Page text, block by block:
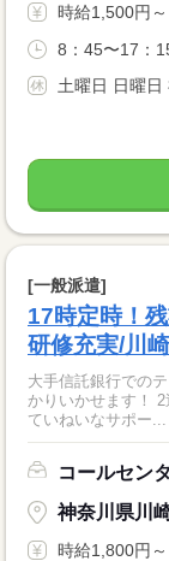
時給1,500円～
8：45〜17：
土曜日 日曜日
[一般派遣]
17時定時！
研修充実/川崎
大手信託銀行での
かりいかせます！
ていねいなサポー...
コールセン
神奈川県川
時給1,800円～